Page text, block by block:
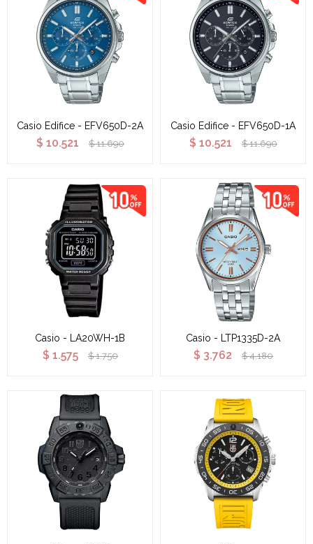
Casio Edifice - EFV650D-2A
$ 10.521 $ 11.690
Casio Edifice - EFV650D-1A
$ 10.521 $ 11.690
Casio - LA20WH-1B
$ 1.575 $ 1.750
Casio - LTP1335D-2A
$ 3.762 $ 4.180